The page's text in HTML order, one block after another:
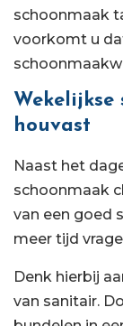
schoonmaak
voorkomt u
Wekelijkse
houvast
Naast het
schoonmaak
van een goed
meer tijd
Denk hierbij
van sanitair.